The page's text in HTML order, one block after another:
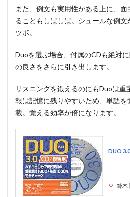
また、例文も実用性がある上に、面
ることもしばしば。シュールな例
ツボ。
Duoを選ぶ場合、付属のCDも絶対
の良さをさらに引き出します。
リスニングを鍛えるのにもDuoは重
報は記憶に残りやすいため、単語を
載。覚える効率が倍になります。
DUO
鈴木